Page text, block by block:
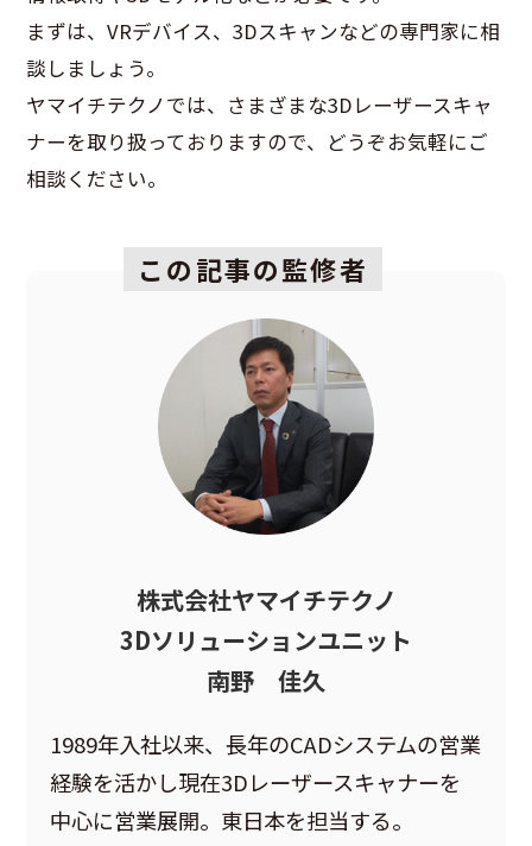
まずは、VRデバイス、3Dスキャンなどの専門家に相
談しましょう。
ヤマイチテクノでは、さまざまな3Dレーザースキャ
ナーを取り扱っておりますので、どうぞお気軽にご
相談ください。
この記事の監修者
株式会社ヤマイチテクノ
3Dソリューションユニット
南野 佳久
1989年入社以来、長年のCADシステムの営業
経験を活かし現在3Dレーザースキャナーを
中心に営業展開。東日本を担当する。